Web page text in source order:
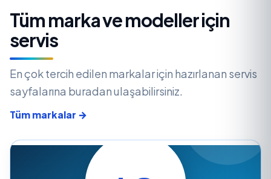
Tüm marka ve modeller için
servis
En çok tercih edilen markalar için hazırlanan servis
sayfalarına buradan ulaşabilirsiniz.
Tüm markalar →